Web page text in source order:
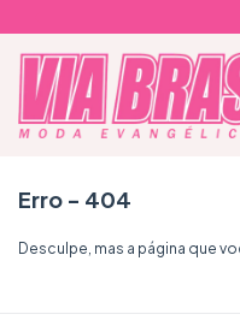
Erro - 404
Desculpe, mas a página que